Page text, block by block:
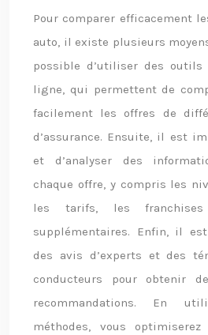
Pour comparer efficacement
auto, il existe plusieurs
possible d’utiliser des outils
ligne, qui permettent de
facilement les offres de
d’assurance. Ensuite, il est
et d’analyser des
chaque offre, y compris les
les tarifs, les
supplémentaires. Enfin, il
des avis d’experts et des
conducteurs pour obtenir
recommandations. En
méthodes, vous